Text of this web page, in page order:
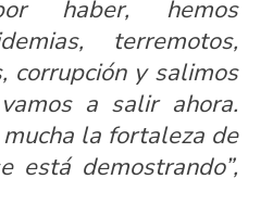
haber, hemos
terremotos,
corrupción y salimos
a salir ahora.
la fortaleza de
está demostrando”,